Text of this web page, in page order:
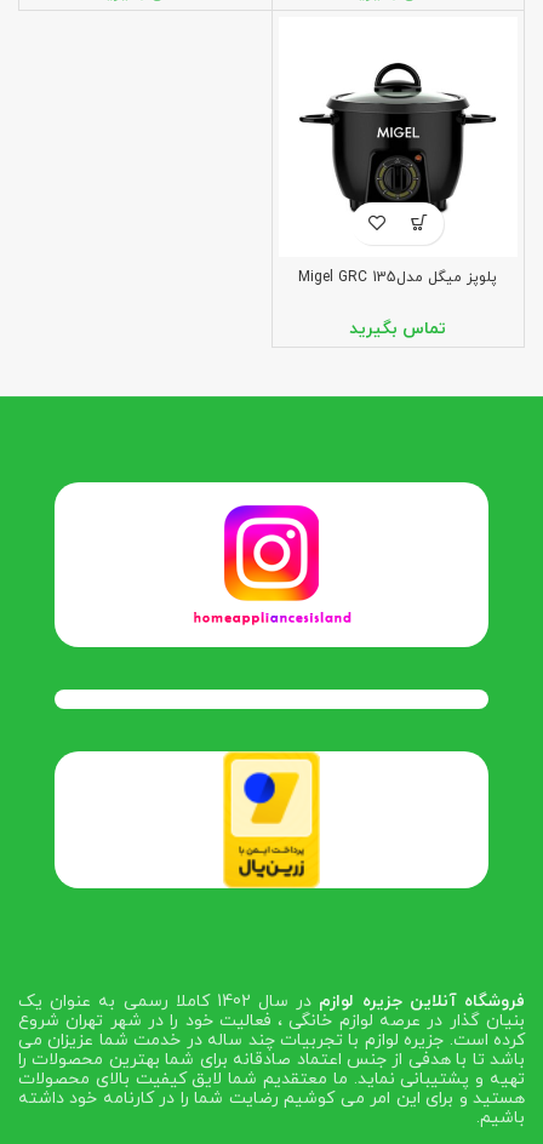
پلوپز میگل مدلMigel GRC 135
فروشگاه آنلاین جزیره لوازم
در سال 1402 کاملا رسمی به عنوان یک
بنیان گذار در عرصه لوازم خانگی ، فعالیت خود را در شهر تهران شروع
کرده است. جزیره لوازم با تجربیات چند ساله در خدمت شما عزیزان می
باشد تا با هدفی از جنس اعتماد صادقانه برای شما بهترین محصولات را
تهیه و پشتیبانی نماید. ما معتقدیم شما لایق کیفیت بالای محصولات
هستید و برای این امر می کوشیم رضایت شما را در کارنامه خود داشته
باشیم.